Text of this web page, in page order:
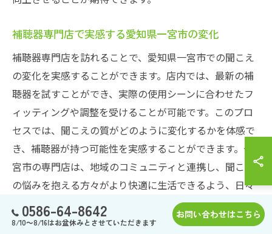
補聴器専門店で実感する愛知県一宮市の変化
補聴器専門店を訪れることで、愛知県一宮市での聞こえ
の変化を実感することができます。店内では、最新の補
聴器を試すことができ、実際の使用シーンに合わせたフ
ィッティングや調整を受けることが可能です。このプロ
セスでは、聞こえの質がどのように変化するかを体感で
き、補聴器が持つ可能性を実感することができます。一
宮市の専門店は、地域のコミュニティと連携し、聞こえ
の悩みを抱える方々がより快適に生活できるよう、日々
サポート体制を強化しています。個々のライフスタイル
に応じたカスタマイズされたサービスが提供されること
0586-64-8642
8/10～8/16はお盆休みとさせていただきます
お問い合わせはこちら